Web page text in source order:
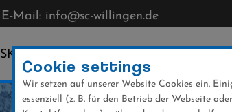
E-Mail: info@sc-willingen.de
SKI-CLUB
Cookie settings
Wir setzen auf unserer Website Cookies ein.
essenziell (z. B. für den Betrieb der Webseite